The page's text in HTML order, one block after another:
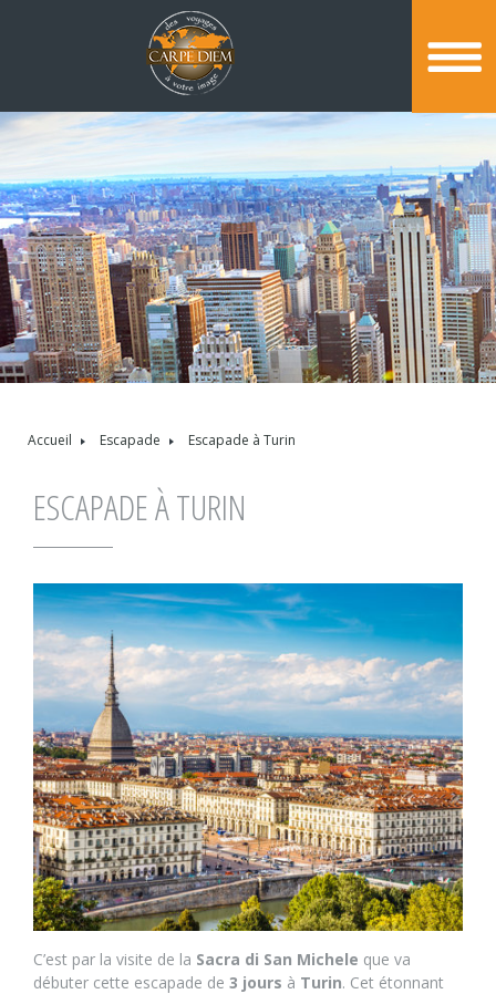
Accueil Escapade Escapade à Turin
ESCAPADE À TURIN
C’est par la visite de la Sacra di San Michele que va
débuter cette escapade de 3 jours à Turin. Cet étonnant